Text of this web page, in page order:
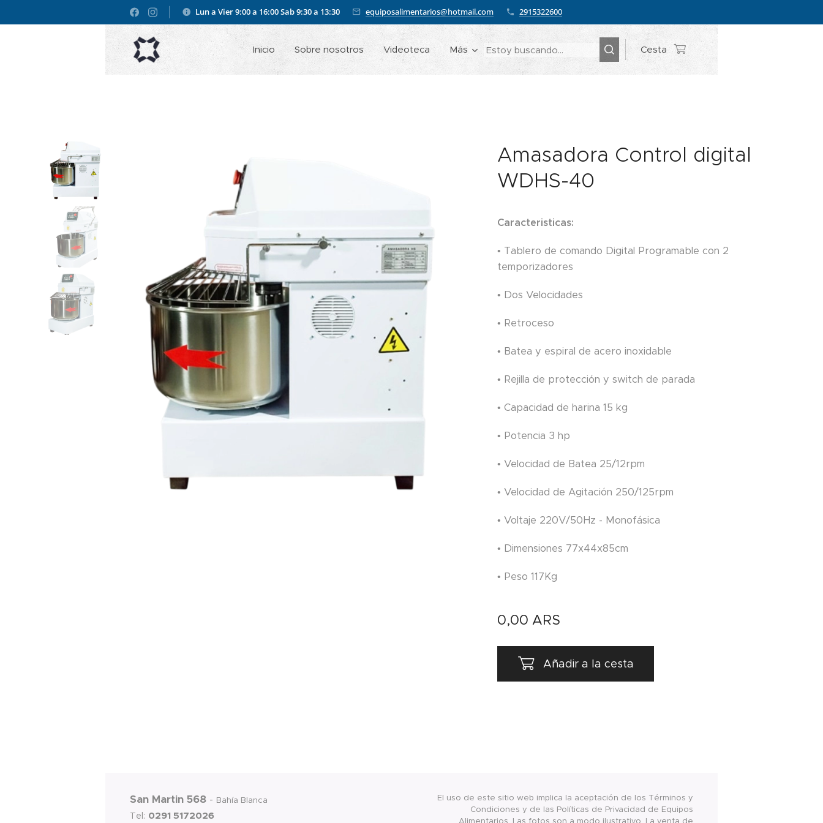
Lun a Vier 9:00 a 16:00Sab 9:30 a 13:30 equiposalimentarios@hotmail.com 2915322600
Inicio Sobre nosotros Videoteca Más Cesta
Amasadora Control digital
WDHS-40
Caracteristicas:
• Tablero de comando Digital Programable con 2
temporizadores
• Dos Velocidades
• Retroceso
• Batea y espiral de acero inoxidable
• Rejilla de protección y switch de parada
• Capacidad de harina 15 kg
• Potencia 3 hp
• Velocidad de Batea 25/12rpm
• Velocidad de Agitación 250/125rpm
• Voltaje 220V/50Hz - Monofásica
• Dimensiones 77x44x85cm
• Peso 117Kg
0,00 ARS
Añadir a la cesta
San Martin 568 - Bahía Blanca
Tel: 0291 5172026
El uso de este sitio web implica la aceptación de los Términos y
Condiciones y de las Políticas de Privacidad de Equipos
Alimentarios. Las fotos son a modo ilustrativo. La venta de